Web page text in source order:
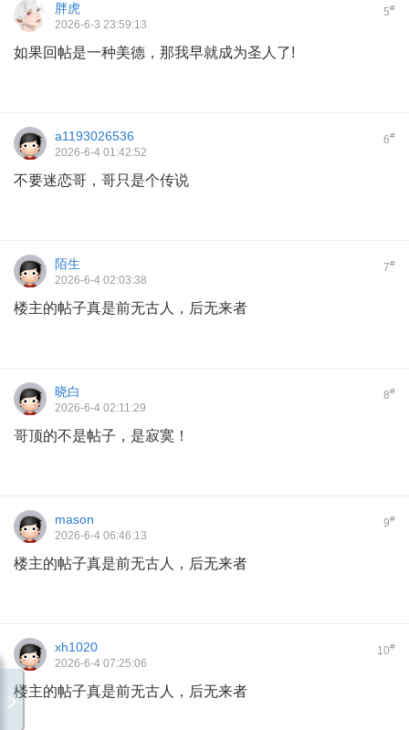
5#
胖虎
2026-6-3 23:59:13
如果回帖是一种美德，那我早就成为圣人了!
6#
a1193026536
2026-6-4 01:42:52
不要迷恋哥，哥只是个传说
7#
陌生
2026-6-4 02:03:38
楼主的帖子真是前无古人，后无来者
8#
晓白
2026-6-4 02:11:29
哥顶的不是帖子，是寂寞！
9#
mason
2026-6-4 06:46:13
楼主的帖子真是前无古人，后无来者
10#
xh1020
2026-6-4 07:25:06
楼主的帖子真是前无古人，后无来者